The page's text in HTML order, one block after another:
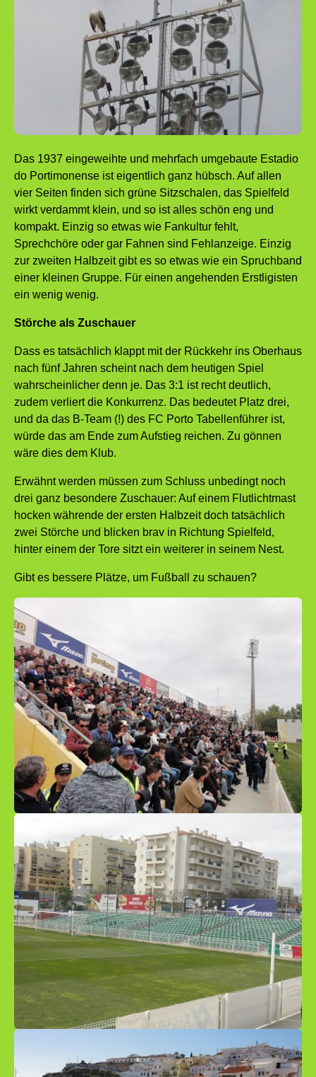
Das 1937 eingeweihte und mehrfach umgebaute Estadio
do Portimonense ist eigentlich ganz hübsch. Auf allen
vier Seiten finden sich grüne Sitzschalen, das Spielfeld
wirkt verdammt klein, und so ist alles schön eng und
kompakt. Einzig so etwas wie Fankultur fehlt,
Sprechchöre oder gar Fahnen sind Fehlanzeige. Einzig
zur zweiten Halbzeit gibt es so etwas wie ein Spruchband
einer kleinen Gruppe. Für einen angehenden Erstligisten
ein wenig wenig.
Störche als Zuschauer
Dass es tatsächlich klappt mit der Rückkehr ins Oberhaus
nach fünf Jahren scheint nach dem heutigen Spiel
wahrscheinlicher denn je. Das 3:1 ist recht deutlich,
zudem verliert die Konkurrenz. Das bedeutet Platz drei,
und da das B-Team (!) des FC Porto Tabellenführer ist,
würde das am Ende zum Aufstieg reichen. Zu gönnen
wäre dies dem Klub.
Erwähnt werden müssen zum Schluss unbedingt noch
drei ganz besondere Zuschauer: Auf einem Flutlichtmast
hocken währende der ersten Halbzeit doch tatsächlich
zwei Störche und blicken brav in Richtung Spielfeld,
hinter einem der Tore sitzt ein weiterer in seinem Nest.
Gibt es bessere Plätze, um Fußball zu schauen?